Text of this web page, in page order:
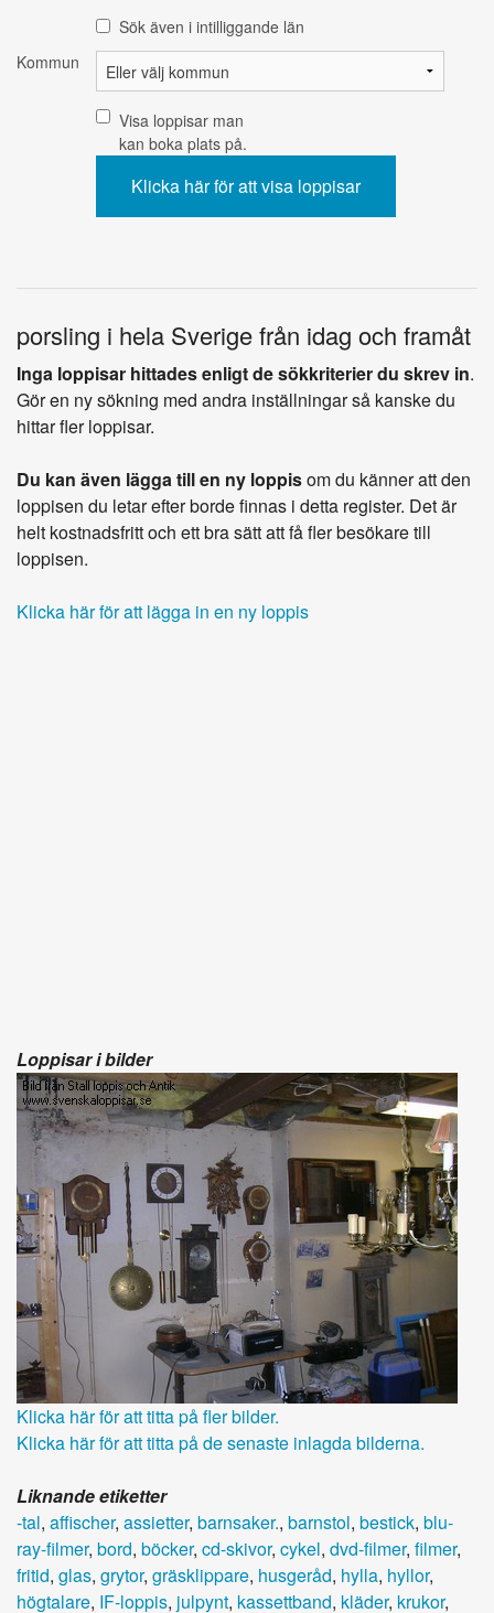
Sök även i intilliggande län
Kommun
Visa loppisar man
kan boka plats på.
porsling i hela Sverige från idag och framåt
Inga loppisar hittades enligt de sökkriterier du skrev in.
Gör en ny sökning med andra inställningar så kanske du
hittar fler loppisar.
Du kan även lägga till en ny loppisom du känner att den
loppisen du letar efter borde finnas i detta register. Det är
helt kostnadsfritt och ett bra sätt att få fler besökare till
loppisen.
Klicka här för att lägga in en ny loppis
Loppisar i bilder
Klicka här för att titta på fler bilder.
Klicka här för att titta på de senaste inlagda bilderna.
Liknande etiketter
-tal, affischer, assietter, barnsaker., barnstol, bestick, blu-
ray-filmer, bord, böcker, cd-skivor, cykel, dvd-filmer, filmer,
fritid, glas, grytor, gräsklippare, husgeråd, hylla, hyllor,
högtalare, IF-loppis, julpynt, kassettband, kläder, krukor,